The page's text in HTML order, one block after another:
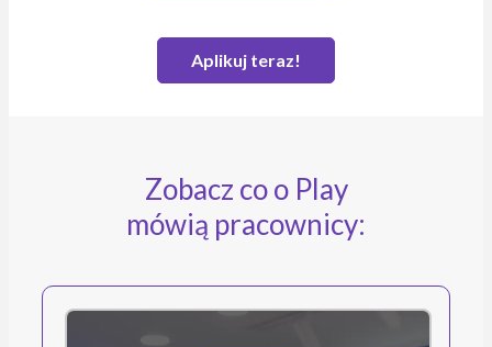
Aplikuj teraz!
Zobacz co o Play
mówią pracownicy: